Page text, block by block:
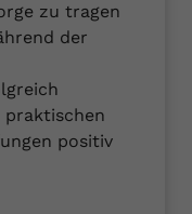
zu tragen
der
praktischen
positiv